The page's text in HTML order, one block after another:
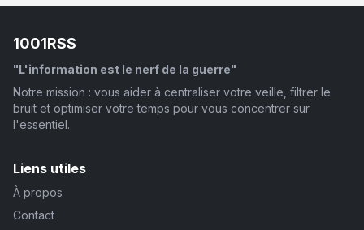
1001RSS
"L'information est le nerf de la guerre"
Notre mission : vous aider à centraliser votre veille, filtrer le
bruit et optimiser votre temps pour vous concentrer sur
l'essentiel.
Liens utiles
À propos
Contact